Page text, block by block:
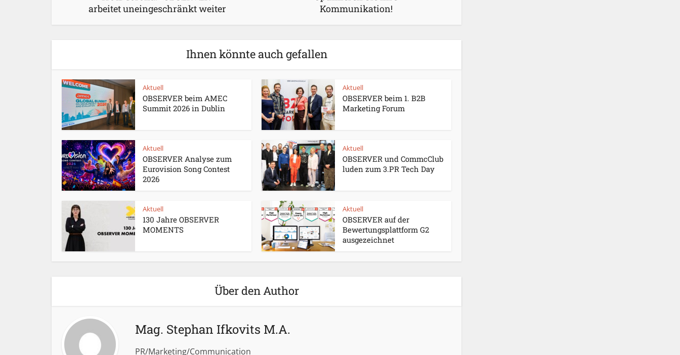
arbeitet uneingeschränkt weiter
Kommunikation!
Ihnen könnte auch gefallen
Aktuell
OBSERVER beim AMEC
Summit 2026 in Dublin
Aktuell
OBSERVER beim 1. B2B
Marketing Forum
Aktuell
OBSERVER Analyse zum
Eurovision Song Contest
2026
Aktuell
OBSERVER und CommcClub
luden zum 3.PR Tech Day
Aktuell
130 Jahre OBSERVER
MOMENTS
Aktuell
OBSERVER auf der
Bewertungsplattform G2
ausgezeichnet
Über den Author
Mag. Stephan Ifkovits M.A.
PR/Marketing/Communication